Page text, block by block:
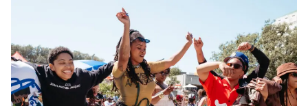
un espacio para que nuestras comunidades AAPI se
reúnan y se eleven mutuamente con círculos de curación
tanto presenciales como virtuales.